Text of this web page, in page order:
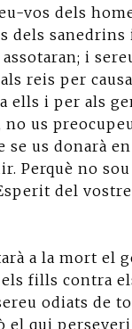
vos dels
dels sanedrins
i
reis per
ells i per als
us
se us donarà
Perquè no
del
a la mort el
fills contra
odiats de
el qui